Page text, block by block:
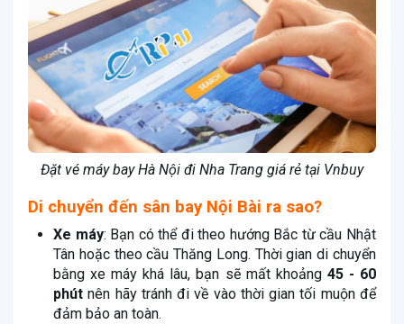
Đặt vé máy bay Hà Nội đi Nha Trang giá rẻ tại Vnbuy
Di chuyển đến sân bay Nội Bài ra sao?
Xe máy: Bạn có thể đi theo hướng Bắc từ cầu Nhật
Tân hoặc theo cầu Thăng Long. Thời gian di chuyển
bằng xe máy khá lâu, bạn sẽ mất khoảng 45 - 60
phút nên hãy tránh đi về vào thời gian tối muộn để
đảm bảo an toàn.